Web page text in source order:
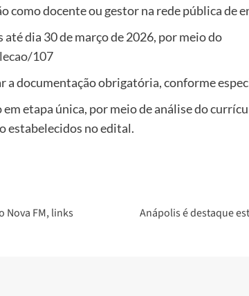
como docente ou gestor na rede pública de
dia 30 de março de 2026, por meio do
107
a documentação obrigatória, conforme
etapa única, por meio de análise do
estabelecidos no edital.
Nova FM, links
Anápolis é destaque